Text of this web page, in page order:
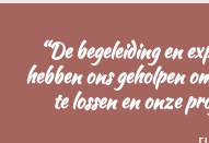
“De begeleiding en
hebben ons geholpen
te lossen en onze